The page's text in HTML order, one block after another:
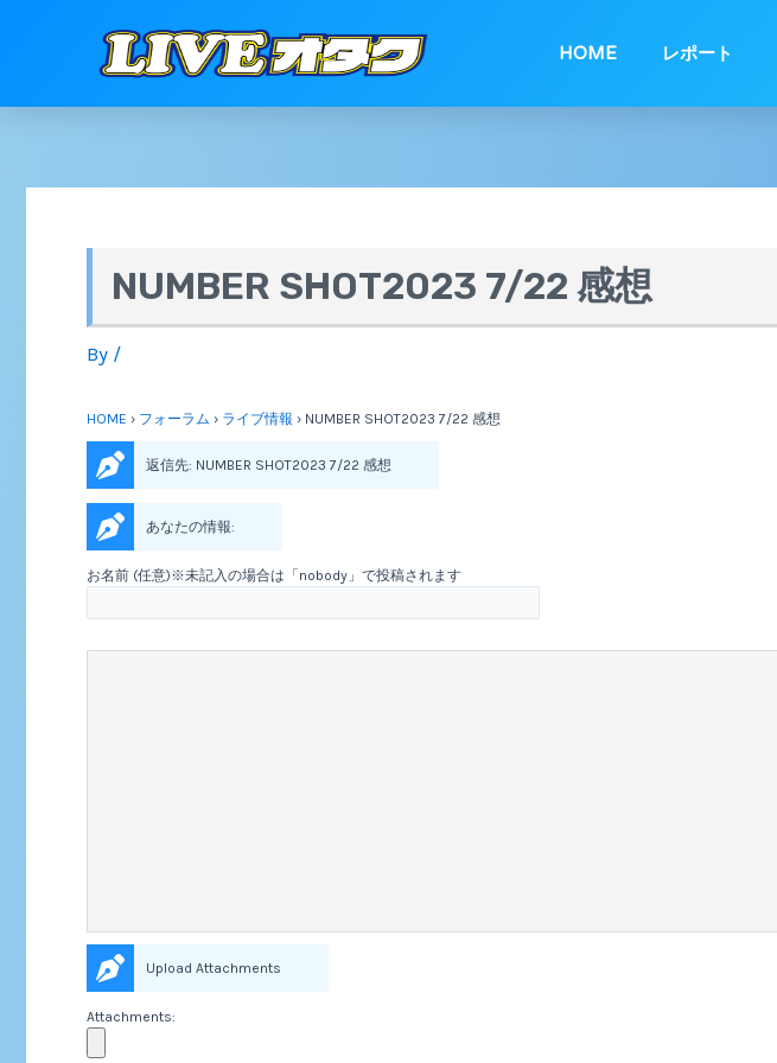
HOME レポート
NUMBER SHOT2023 7/22 感想
By /
HOME › フォーラム › ライブ情報 › NUMBER SHOT2023 7/22 感想
返信先: NUMBER SHOT2023 7/22 感想
あなたの情報:
お名前 (任意)※未記入の場合は「nobody」で投稿されます
Upload Attachments
Attachments: